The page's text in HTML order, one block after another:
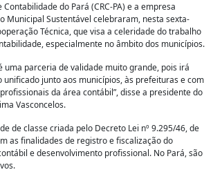
Contabilidade do Pará (CRC-PA) e a empresa
Municipal Sustentável celebraram, nesta sexta-
Técnica, que visa a celeridade do trabalho
especialmente no âmbito dos municípios.
uma parceria de validade muito grande, pois irá
junto aos municípios, às prefeituras e com
da área contábil”, disse a presidente do
Vasconcelos.
de classe criada pelo Decreto Lei nº 9.295/46, de
as finalidades de registro e fiscalização do
e desenvolvimento profissional. No Pará, são